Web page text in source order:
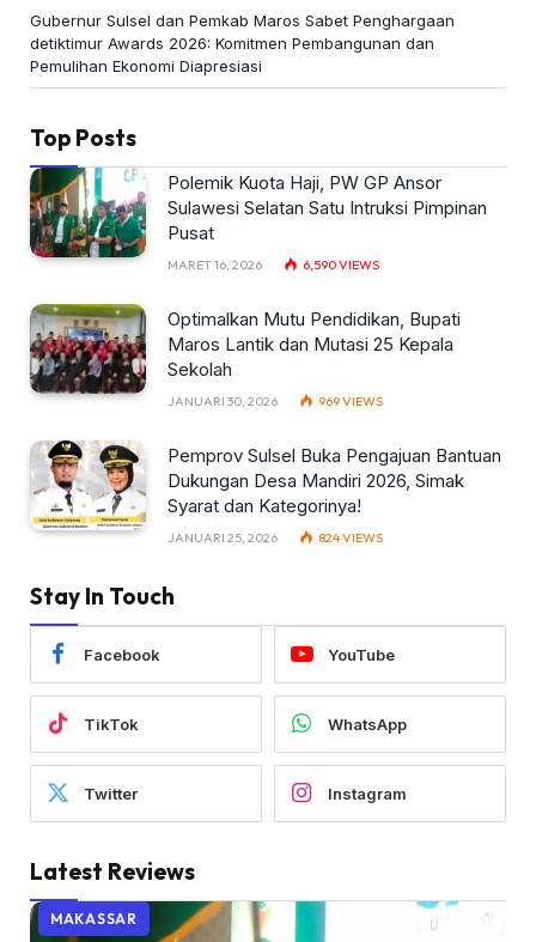
Gubernur Sulsel dan Pemkab Maros Sabet Penghargaan
detiktimur Awards 2026: Komitmen Pembangunan dan
Pemulihan Ekonomi Diapresiasi
Top Posts
Polemik Kuota Haji, PW GP Ansor
Sulawesi Selatan Satu Intruksi Pimpinan
Pusat
MARET 16, 2026 6,590VIEWS
Optimalkan Mutu Pendidikan, Bupati
Maros Lantik dan Mutasi 25 Kepala
Sekolah
JANUARI 30, 2026 969VIEWS
Pemprov Sulsel Buka Pengajuan Bantuan
Dukungan Desa Mandiri 2026, Simak
Syarat dan Kategorinya!
JANUARI 25, 2026 824VIEWS
Stay In Touch
Facebook YouTube
TikTok WhatsApp
Twitter Instagram
Latest Reviews
MAKASSAR